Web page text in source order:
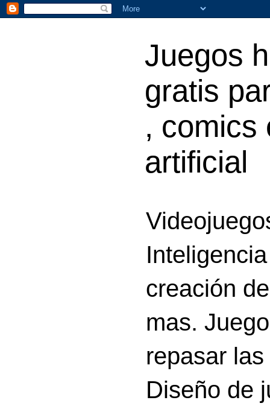
Juegos
gratis
, comics
artificial
creación
mas.
repasar
Diseño de